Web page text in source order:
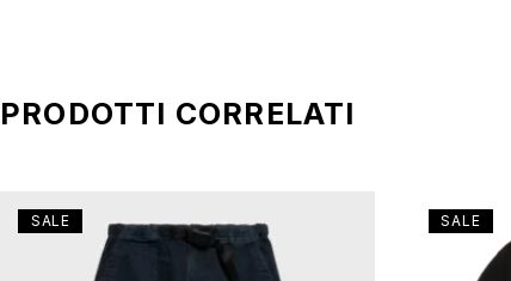
PRODOTTI CORRELATI
SALE SALE